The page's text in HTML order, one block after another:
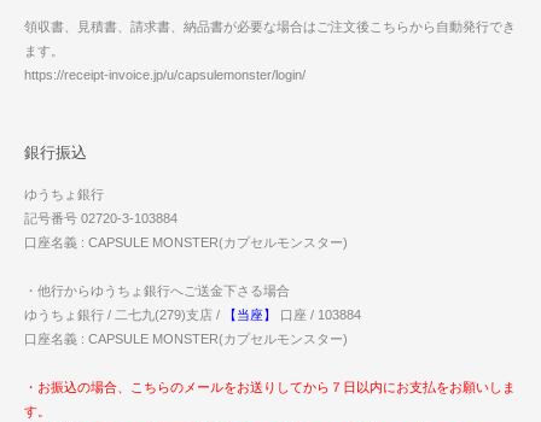
領収書、見積書、請求書、納品書が必要な場合はご注文後こちらから自動発行でき
ます。
https://receipt-invoice.jp/u/capsulemonster/login/
銀行振込
ゆうちょ銀行
記号番号 02720-3-103884
口座名義 : CAPSULE MONSTER(カプセルモンスター)
・他行からゆうちょ銀行へご送金下さる場合
ゆうちょ銀行 / 二七九(279)支店 /
【当座】 口座 / 103884
口座名義 : CAPSULE MONSTER(カプセルモンスター)
・お振込の場合、こちらのメールをお送りしてから７日以内にお支払をお願いしま
す。